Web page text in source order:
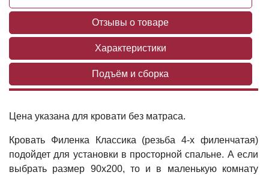
Отзывы о товаре
Характеристики
Подъём и сборка
Цена указана для кровати без матраса.
Кровать Филенка Классика (резьба 4-х филенчатая)
подойдет для установки в просторной спальне. А если
выбрать размер 90х200, то и в маленькую комнату